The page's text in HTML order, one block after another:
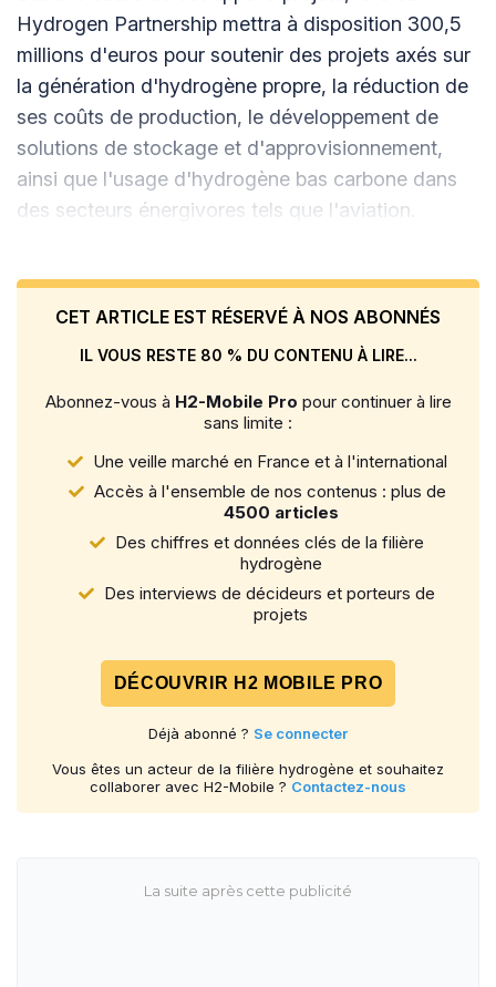
Hydrogen Partnership mettra à disposition 300,5
millions d'euros pour soutenir des projets axés sur
la génération d'hydrogène propre, la réduction de
ses coûts de production, le développement de
solutions de stockage et d'approvisionnement,
ainsi que l'usage d'hydrogène bas carbone dans
des secteurs énergivores tels que l'aviation.
CET ARTICLE EST RÉSERVÉ À NOS ABONNÉS
IL VOUS RESTE 80 % DU CONTENU À LIRE...
Abonnez-vous à H2-Mobile Pro pour continuer à lire
sans limite :
Une veille marché en France et à l'international
Accès à l'ensemble de nos contenus : plus de
4500 articles
Des chiffres et données clés de la filière
hydrogène
Des interviews de décideurs et porteurs de
projets
DÉCOUVRIR H2 MOBILE PRO
Déjà abonné ? Se connecter
Vous êtes un acteur de la filière hydrogène et souhaitez
collaborer avec H2-Mobile ? Contactez-nous